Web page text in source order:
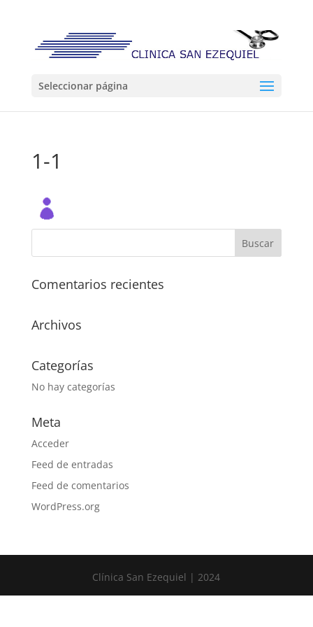
Seleccionar página
1-1
Comentarios recientes
Archivos
Categorías
No hay categorías
Meta
Acceder
Feed de entradas
Feed de comentarios
WordPress.org
Clínica San Ezequiel | 2024